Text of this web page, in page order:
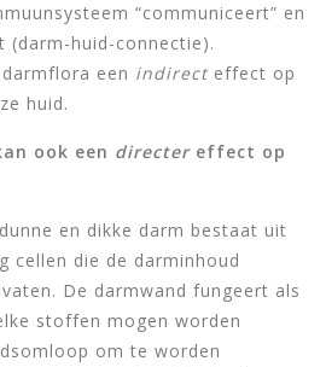
“communiceert” en
(darm-huid-connectie).
een indirecteffect op
huid.
ook een directereffect op
en dikke darm bestaat uit
cellen die de darminhoud
De darmwand fungeert als
stoffen mogen worden
om te worden